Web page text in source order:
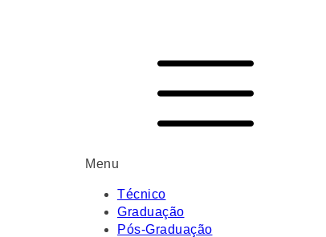
Menu
Técnico
Graduação
Pós-Graduação